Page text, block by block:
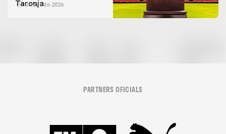
Taronja
06 agosto 2026
PARTNERS OFICIALS